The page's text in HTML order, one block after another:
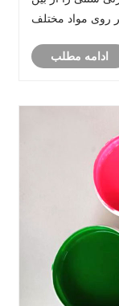
روی مواد مختلف
ادامه مطلب